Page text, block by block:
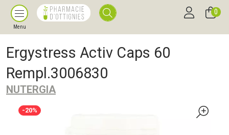
Menu
0
Ergystress Activ Caps 60
Rempl.3006830
NUTERGIA
-20%